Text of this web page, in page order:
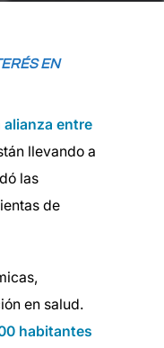
EN
alianza entre
llevando a
las
de
en salud.
habitantes